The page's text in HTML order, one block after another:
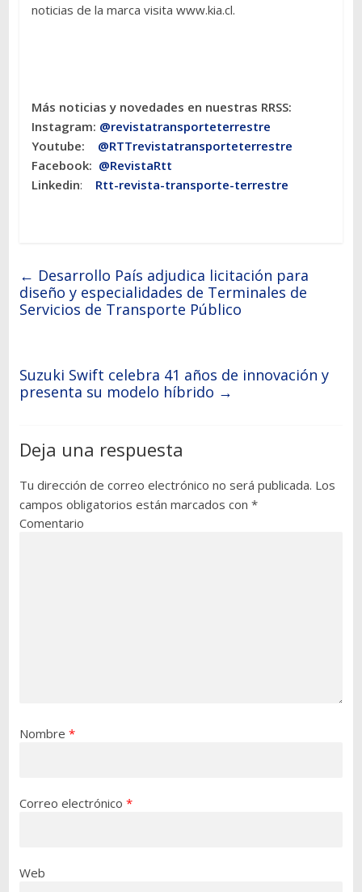
noticias de la marca visita www.kia.cl.
Más noticias y novedades en nuestras RRSS:
Instagram: @revistatransporteterrestre
Youtube: @RTTrevistatransporteterrestre
Facebook: @RevistaRtt
Linkedin: Rtt-revista-transporte-terrestre
← Desarrollo País adjudica licitación para
diseño y especialidades de Terminales de
Servicios de Transporte Público
Suzuki Swift celebra 41 años de innovación y
presenta su modelo híbrido →
Deja una respuesta
Tu dirección de correo electrónico no será publicada. Los
campos obligatorios están marcados con *
Comentario
Nombre *
Correo electrónico *
Web